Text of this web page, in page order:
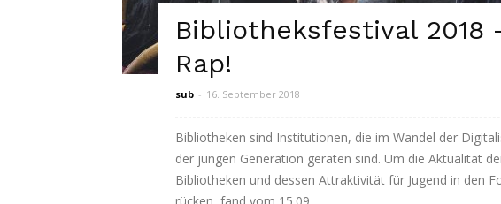
Bibliotheksfestival 2018
Rap!
sub - 16. September 2018
Bibliotheken sind Institutionen, die im Wandel der
der jungen Generation geraten sind. Um die Aktualität
Bibliotheken und dessen Attraktivität für Jugend in den